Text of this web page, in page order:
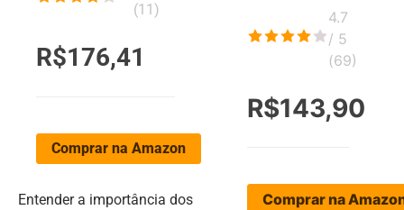
(11 )
R$176,41
Comprar na Amazon
Entender a importância dos
4.7
/ 5
(69)
R$143,90
Comprar na